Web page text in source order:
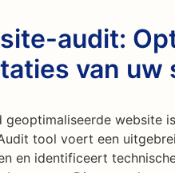
audit:
van uw
geoptimaliseerde website
tool voert een
en identificeert